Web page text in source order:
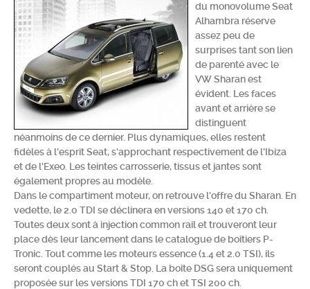
Chercher
du monovolume Seat
Alhambra réserve
assez peu de
surprises tant son lien
de parenté avec le
VW Sharan est
évident. Les faces
avant et arrière se
distinguent
néanmoins de ce dernier. Plus dynamiques, elles restent
fidèles à l'esprit Seat, s'approchant respectivement de l'Ibiza
et de l'Exeo. Les teintes carrosserie, tissus et jantes sont
également propres au modèle.
Dans le compartiment moteur, on retrouve l'offre du Sharan. En
vedette, le 2.0 TDI se déclinera en versions 140 et 170 ch.
Toutes deux sont à injection common rail et trouveront leur
place dès leur lancement dans le catalogue de boîtiers P-
Tronic. Tout comme les moteurs essence (1.4 et 2.0 TSI), ils
seront couplés au Start & Stop. La boîte DSG sera uniquement
proposée sur les versions TDI 170 ch et TSI 200 ch.